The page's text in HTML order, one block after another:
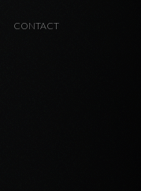
CONTACT